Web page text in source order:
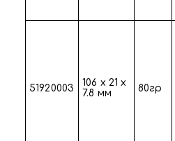
51920003
106 х 21 х
7.8 мм
80гр